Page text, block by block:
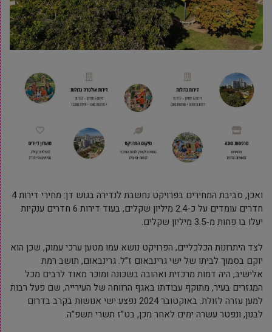
ואכן, סביבת המחירים בפרויקט נחשבת לנדירה בגוש דן: מחירי דירות 4
חדרים עומדים על כ-2.4 מיליון שקלים, בעוד דירות 6 חדרים ענקיות
יעלו בו פחות מ-3.5 מיליון שקלים.
לצד היתרונות הכלכליים, הפרויקט נושא עמו מטען ערכי עמוק, שכן הוא
יוקם בסמוך לביתו של ישי גרינבאום ז”ל. גרינבאום, תושב רמת
אלישיב, היה דמות מרכזית ואהובה בשכונה ומוכר מאוד לרבים מכל
המגזרים בעיר, מתוקף עבודתו באגף הרווחה של העירייה, שם פעל רבות
למען עזרה לזולת. באוקטובר 2024 נפצע ישי אנושות בקרב בדרום
לבנון, ונפטר עשרה ימים לאחר מכן, בט”ז תשרי תשפ”ה.